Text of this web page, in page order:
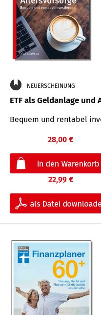
NEUERSCHEINUNG
ETF als Geldanlage
Bequem und rentabel
28,00 €
22,99 €